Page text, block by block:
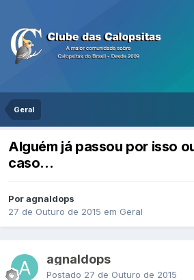
Geral
Alguém já passou por isso
caso...
Por agnaldops
27 de Outuro de 2015 em Geral
agnaldops
Postado 27 de Outuro de 2015